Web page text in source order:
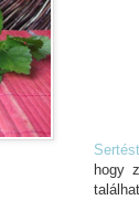
hogy